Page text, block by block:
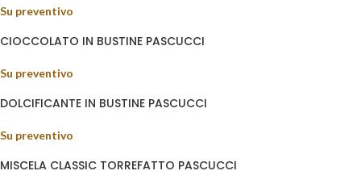
Su preventivo
CIOCCOLATO IN BUSTINE PASCUCCI
Su preventivo
DOLCIFICANTE IN BUSTINE PASCUCCI
Su preventivo
MISCELA CLASSIC TORREFATTO PASCUCCI